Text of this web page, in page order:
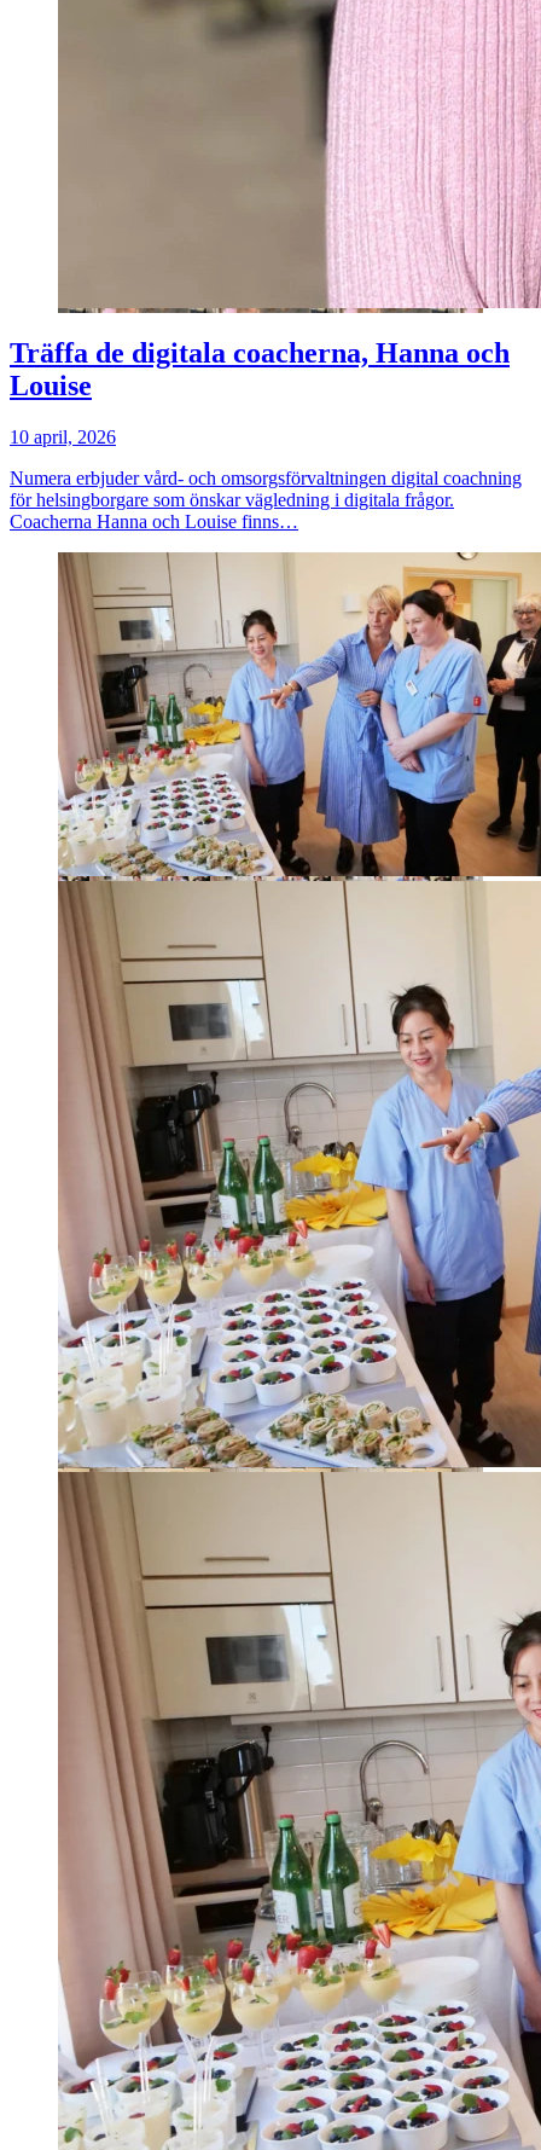
Träffa de digitala coacherna, Hanna och
Louise
10 april, 2026
Numera erbjuder vård- och omsorgsförvaltningen digital coachning
för helsingborgare som önskar vägledning i digitala frågor.
Coacherna Hanna och Louise finns…